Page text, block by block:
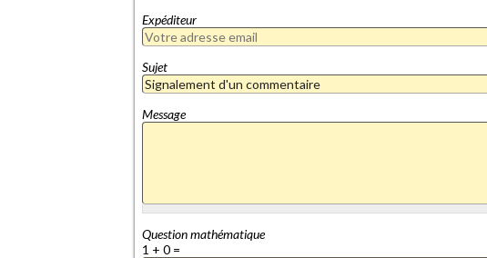
Expéditeur
Sujet
Message
Question mathématique
1 + 0 =